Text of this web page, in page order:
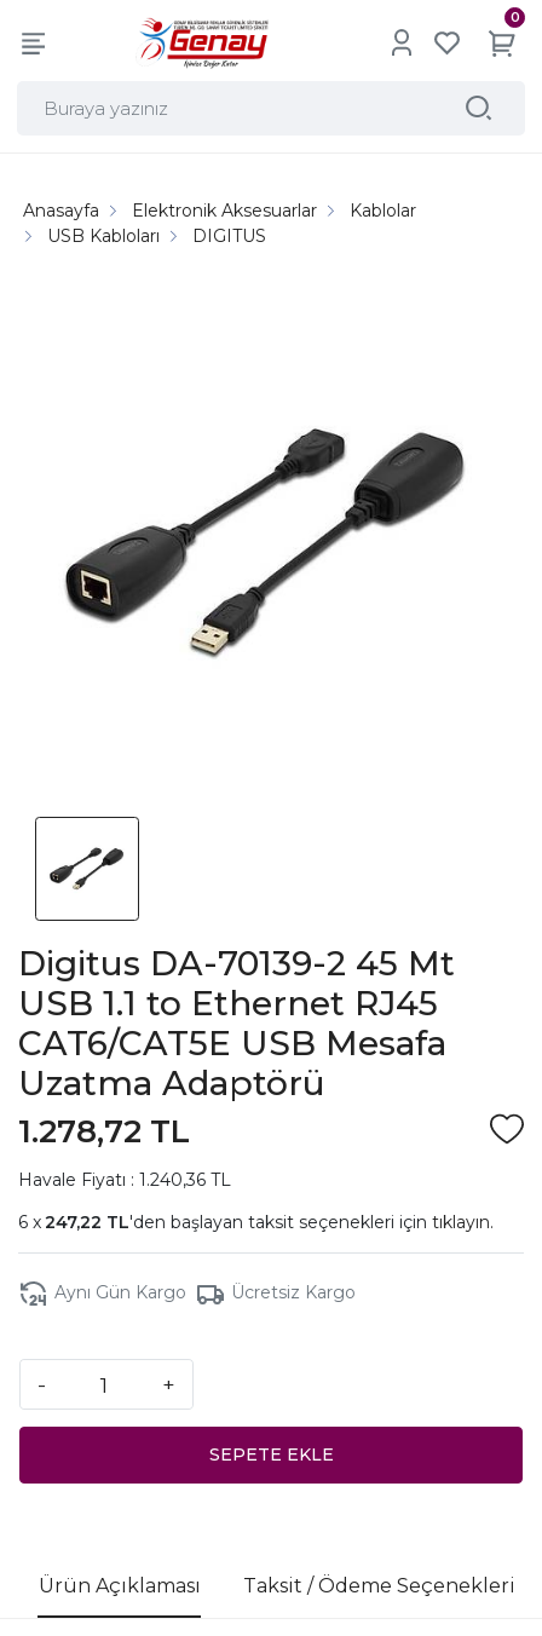
0
Anasayfa Elektronik Aksesuarlar
Kablolar
USB Kabloları
DIGITUS
Digitus DA-70139-2 45 Mt
USB 1.1 to Ethernet RJ45
CAT6/CAT5E USB Mesafa
Uzatma Adaptörü
1.278,72 TL
Havale Fiyatı : 1.240,36 TL
247,22 TL'den başlayan taksit seçenekleri için tıklayın.
Aynı Gün Kargo Ücretsiz Kargo
- +
SEPETE EKLE
Ürün Açıklaması Taksit / Ödeme Seçenekleri